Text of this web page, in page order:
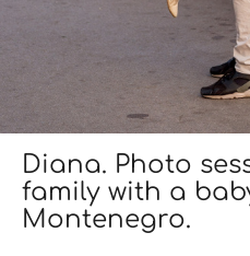
Diana. Photo
family with a
Montenegro.